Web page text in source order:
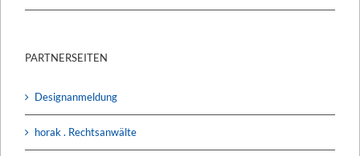
PARTNERSEITEN
Designanmeldung
horak . Rechtsanwälte